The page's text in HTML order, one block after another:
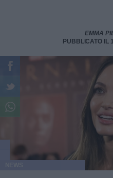
EMMA
PUBBLICATO IL